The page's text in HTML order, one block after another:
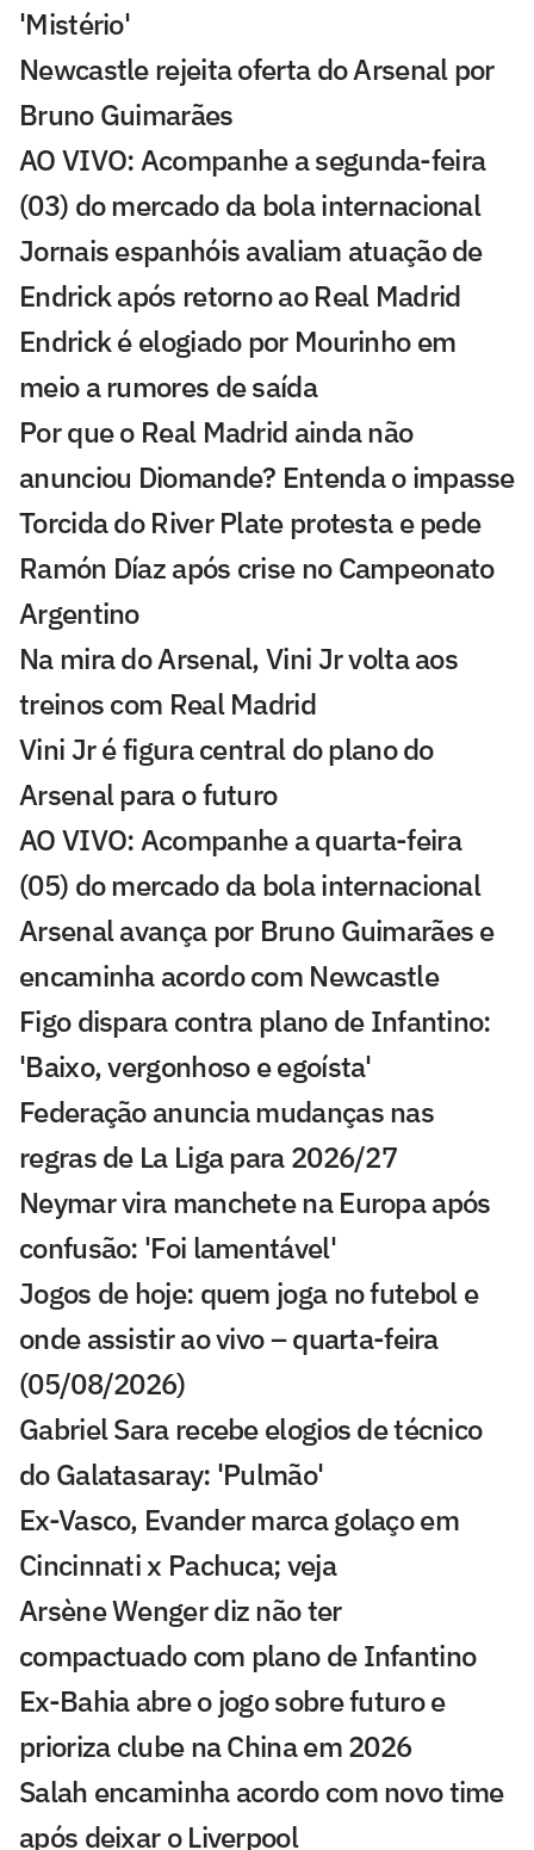
'Mistério'
Newcastle rejeita oferta do Arsenal por
Bruno Guimarães
AO VIVO: Acompanhe a segunda-feira
(03) do mercado da bola internacional
Jornais espanhóis avaliam atuação de
Endrick após retorno ao Real Madrid
Endrick é elogiado por Mourinho em
meio a rumores de saída
Por que o Real Madrid ainda não
anunciou Diomande? Entenda o impasse
Torcida do River Plate protesta e pede
Ramón Díaz após crise no Campeonato
Argentino
Na mira do Arsenal, Vini Jr volta aos
treinos com Real Madrid
Vini Jr é figura central do plano do
Arsenal para o futuro
AO VIVO: Acompanhe a quarta-feira
(05) do mercado da bola internacional
Arsenal avança por Bruno Guimarães e
encaminha acordo com Newcastle
Figo dispara contra plano de Infantino:
'Baixo, vergonhoso e egoísta'
Federação anuncia mudanças nas
regras de La Liga para 2026/27
Neymar vira manchete na Europa após
confusão: 'Foi lamentável'
Jogos de hoje: quem joga no futebol e
onde assistir ao vivo – quarta-feira
(05/08/2026)
Gabriel Sara recebe elogios de técnico
do Galatasaray: 'Pulmão'
Ex-Vasco, Evander marca golaço em
Cincinnati x Pachuca; veja
Arsène Wenger diz não ter
compactuado com plano de Infantino
Ex-Bahia abre o jogo sobre futuro e
prioriza clube na China em 2026
Salah encaminha acordo com novo time
após deixar o Liverpool